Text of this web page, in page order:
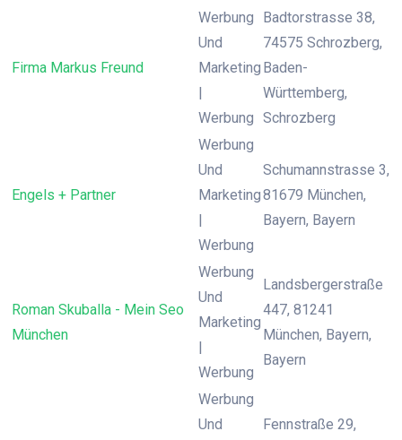
Firma Markus Freund
Werbung
Und
Marketing
|
Werbung
Badtorstrasse 38,
74575 Schrozberg,
Baden-
Württemberg,
Schrozberg
Engels + Partner
Werbung
Und
Marketing
|
Werbung
Schumannstrasse 3,
81679 München,
Bayern, Bayern
Roman Skuballa - Mein Seo
München
Werbung
Und
Marketing
|
Werbung
Landsbergerstraße
447, 81241
München, Bayern,
Bayern
Werbung
Und
Fennstraße 29,